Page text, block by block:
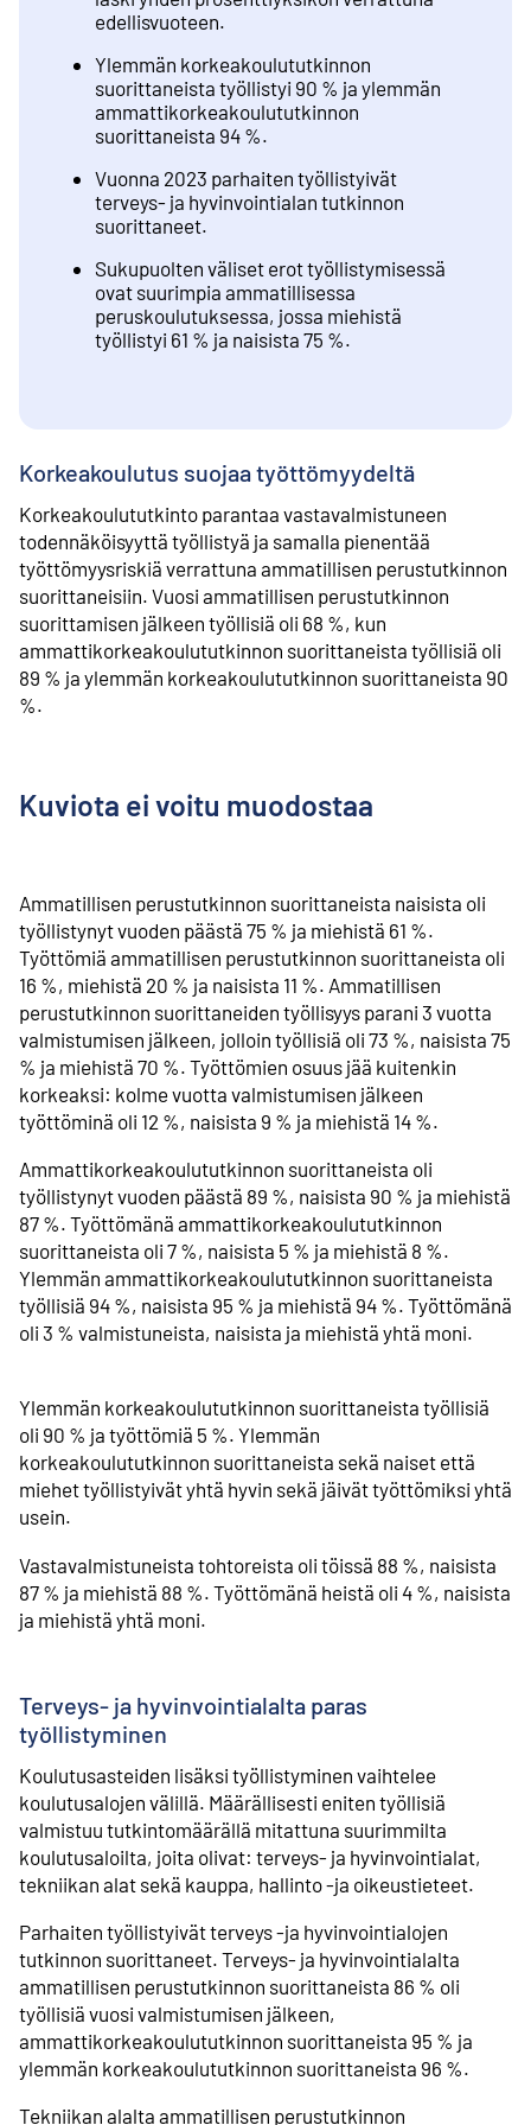
edellisvuoteen.
Ylemmän korkeakoulututkinnon
suorittaneista työllistyi 90 % ja ylemmän
ammattikorkeakoulututkinnon
suorittaneista 94 %.
Vuonna 2023 parhaiten työllistyivät
terveys- ja hyvinvointialan tutkinnon
suorittaneet.
Sukupuolten väliset erot työllistymisessä
ovat suurimpia ammatillisessa
peruskoulutuksessa, jossa miehistä
työllistyi 61 % ja naisista 75 %.
Korkeakoulutus suojaa työttömyydeltä
Korkeakoulututkinto parantaa vastavalmistuneen
todennäköisyyttä työllistyä ja samalla pienentää
työttömyysriskiä verrattuna ammatillisen perustutkinnon
suorittaneisiin. Vuosi ammatillisen perustutkinnon
suorittamisen jälkeen työllisiä oli 68 %, kun
ammattikorkeakoulututkinnon suorittaneista työllisiä oli
89 % ja ylemmän korkeakoulututkinnon suorittaneista 90
%.
Kuviota ei voitu muodostaa
Ammatillisen perustutkinnon suorittaneista naisista oli
työllistynyt vuoden päästä 75 % ja miehistä 61 %.
Työttömiä ammatillisen perustutkinnon suorittaneista oli
16 %, miehistä 20 % ja naisista 11 %. Ammatillisen
perustutkinnon suorittaneiden työllisyys parani 3 vuotta
valmistumisen jälkeen, jolloin työllisiä oli 73 %, naisista 75
% ja miehistä 70 %. Työttömien osuus jää kuitenkin
korkeaksi: kolme vuotta valmistumisen jälkeen
työttöminä oli 12 %, naisista 9 % ja miehistä 14 %.
Ammattikorkeakoulututkinnon suorittaneista oli
työllistynyt vuoden päästä 89 %, naisista 90 % ja miehistä
87 %. Työttömänä ammattikorkeakoulututkinnon
suorittaneista oli 7 %, naisista 5 % ja miehistä 8 %.
Ylemmän ammattikorkeakoulututkinnon suorittaneista
työllisiä 94 %, naisista 95 % ja miehistä 94 %. Työttömänä
oli 3 % valmistuneista, naisista ja miehistä yhtä moni.
⁠Ylemmän korkeakoulututkinnon suorittaneista työllisiä
oli 90 % ja työttömiä 5 %. Ylemmän
korkeakoulututkinnon suorittaneista sekä naiset että
miehet työllistyivät yhtä hyvin sekä jäivät työttömiksi yhtä
usein.
Vastavalmistuneista tohtoreista oli töissä 88 %, naisista
87 % ja miehistä 88 %. Työttömänä heistä oli 4 %, naisista
ja miehistä yhtä moni.
Terveys- ja hyvinvointialalta paras
työllistyminen
Koulutusasteiden lisäksi työllistyminen vaihtelee
koulutusalojen välillä. Määrällisesti eniten työllisiä
valmistuu tutkintomäärällä mitattuna suurimmilta
koulutusaloilta, joita olivat: terveys- ja hyvinvointialat,
tekniikan alat sekä kauppa, hallinto -ja oikeustieteet.
Parhaiten työllistyivät terveys -ja hyvinvointialojen
tutkinnon suorittaneet. Terveys- ja hyvinvointialalta
ammatillisen perustutkinnon suorittaneista 86 % oli
työllisiä vuosi valmistumisen jälkeen,
ammattikorkeakoulututkinnon suorittaneista 95 % ja
ylemmän korkeakoulututkinnon suorittaneista 96 %.
Tekniikan alalta ammatillisen perustutkinnon